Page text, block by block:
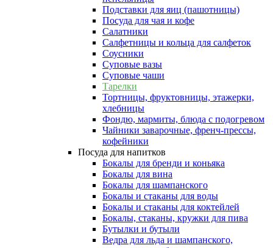
Подставки для яиц (пашотницы)
Посуда для чая и кофе
Салатники
Салфетницы и кольца для салфеток
Соусники
Суповые вазы
Суповые чаши
Тарелки
Тортницы, фруктовницы, этажерки,
хлебницы
Фондю, мармиты, блюда с подогревом
Чайники заварочные, френч-прессы,
кофейники
Посуда для напитков
Бокалы для бренди и коньяка
Бокалы для вина
Бокалы для шампанского
Бокалы и стаканы для воды
Бокалы и стаканы для коктейлей
Бокалы, стаканы, кружки для пива
Бутылки и бутыли
Ведра для льда и шампанского,